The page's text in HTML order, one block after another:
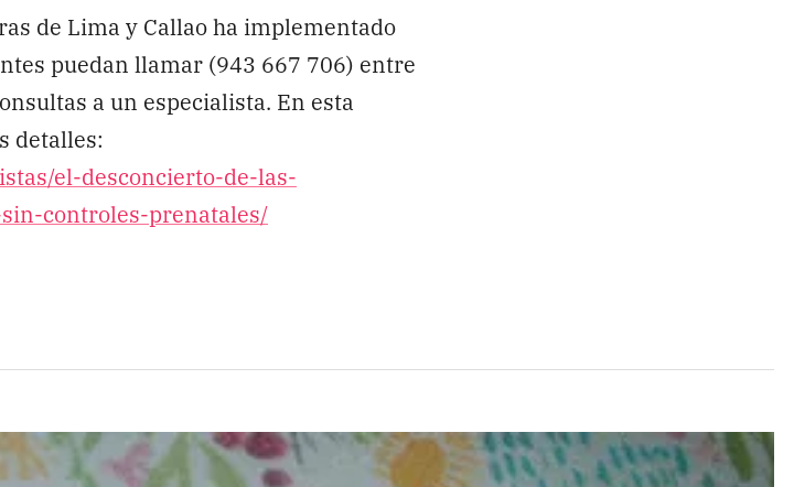
de Lima y Callao ha implementado
puedan llamar (943 667 706) entre
a un especialista. En esta
detalles:
el-desconcierto-de-las-
controles-prenatales/